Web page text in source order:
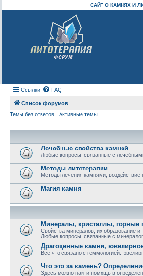
САЙТ О КАМНЯХ И
Ссылки FAQ
Список форумов
Темы без ответов
Активные темы
Лечебные свойства камней
Любые вопросы, связанные с
Методы литотерапии
Методы лечения камнями, воздействие
Магия камня
Минералы, кристаллы, горные
Свойства минералов, их образование и
Любые вопросы, связанные с
Драгоценные камни,
Все что связано с геммологией,
Что это за камень?
Здесь можно найти помощь в